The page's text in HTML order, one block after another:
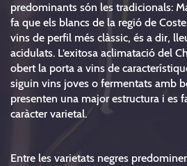
predominants són les tradicionals:
fa que els blancs de la regió de
vins de perfil més clàssic, és a dir,
acidulats. L’exitosa aclimatació del
obert la porta a vins de
siguin vins joves o fermentats amb
presenten una major estructura i es
caràcter varietal.
Entre les varietats negres